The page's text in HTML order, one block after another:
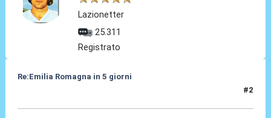
Lazionetter
25.311
Registrato
Re:Emilia Romagna in 5 giorni
#2